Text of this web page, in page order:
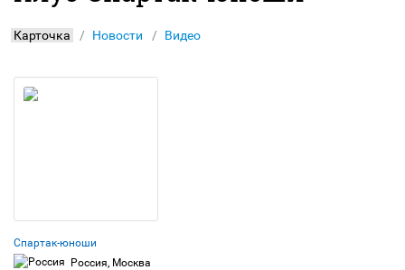
Карточка Новости Видео
Спартак-юноши
Россия, Москва